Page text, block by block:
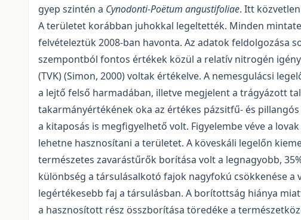
gyep szintén a Cynodonti-Poëtum angustifoliae. Itt
A területet korábban juhokkal legeltették. Minden
felvételeztük 2008-ban havonta. Az adatok feldolgozása
szempontból fontos értékek közül a relatív nitrogén
(TVK) (Simon, 2000) voltak értékelve. A nemesgulácsi
a lejtő felső harmadában, illetve megjelent a trágyázott
takarmányértékének oka az értékes pázsitfű- és
a kitaposás is megfigyelhető volt. Figyelembe véve a
lehetne hasznosítani a területet. A köveskáli legelőn
természetes zavarástűrők borítása volt a legnagyobb,
különbség a társulásalkotó fajok nagyfokú csökkenése a
legértékesebb faj a társulásban. A borítottság hiánya
a hasznosított rész összborítása töredéke a